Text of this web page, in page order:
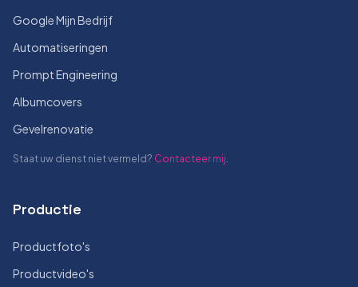
Google Mijn Bedrijf
Automatiseringen
Prompt Engineering
Albumcovers
Gevelrenovatie
Staat uw dienst niet vermeld? Contacteer mij.
Productie
Productfoto's
Productvideo's